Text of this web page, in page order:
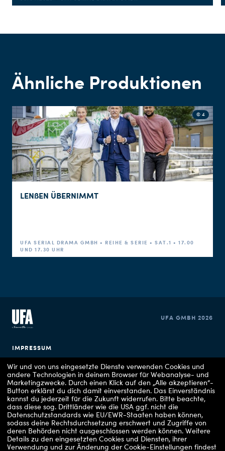
Ähnliche Produktionen
© 4
LENßEN ÜBERNIMMT
UFA SERIAL DRAMA GMBH • REIHE & SERIE • SAT.1 • 17.00
UND 17.30 UHR
IMPRESSUM
DATENSCHUTZERKLÄRUNG
COOKIE EINSTELLUNGEN
UFA GMBH 2026
Wir und von uns eingesetzte Dienste verwenden Cookies und
andere Technologien in deinem Browser für Webanalyse- und
Marketingzwecke. Durch einen Klick auf den „Alle akzeptieren“-
Button erklärst du dich damit einverstanden. Das Einverständnis
kannst du jederzeit für die Zukunft widerrufen. Bitte beachte,
dass diese sog. Drittländer wie die USA ggf. nicht die
Datenschutzstandards wie EU/EWR-Staaten haben können,
sodass deine Rechtsdurchsetzung erschwert und Zugriffe von
deren Behörden nicht ausgeschlossen werden können. Weitere
Details zu den eingesetzten Cookies und Diensten, ihrer
Verwendung und zur Änderung der Cookie-Einstellungen findest